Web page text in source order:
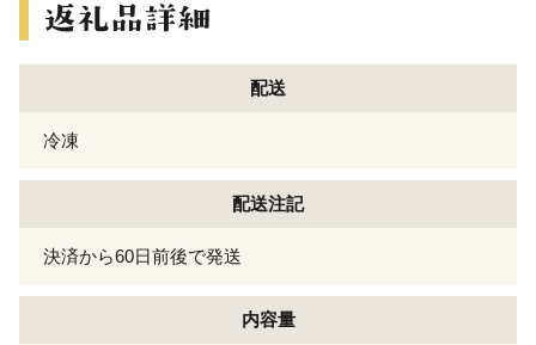
配送
冷凍
配送注記
決済から60日前後で発送
内容量